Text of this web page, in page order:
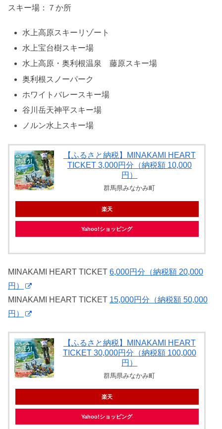
スキー場：７か所
水上高原スキーリゾート
水上宝台樹スキー場
水上高原・奥利根温泉 藤原スキー場
奥利根スノーパーク
ホワイトバレースキー場
谷川岳天神平スキー場
ノルン水上スキー場
【ふるさと納税】MINAKAMI HEART
TICKET 3,000円分（納税額 10,000
円）
群馬県みなかみ町
楽天
Yahoo!ショッピング
MINAKAMI HEART TICKET 6,000円分（納税額 20,000
円）
MINAKAMI HEART TICKET 15,000円分（納税額 50,000
円）
【ふるさと納税】MINAKAMI HEART
TICKET 30,000円分（納税額 100,000
円）
群馬県みなかみ町
楽天
Yahoo!ショッピング